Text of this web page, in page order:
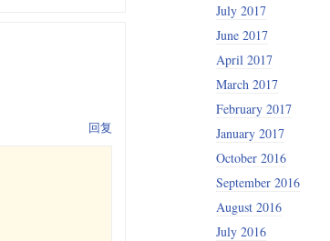
回复
July 2017
June 2017
April 2017
March 2017
February 2017
January 2017
October 2016
September 2016
August 2016
July 2016